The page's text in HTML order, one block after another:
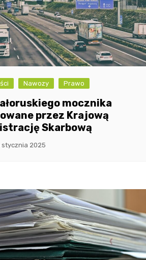
Nawozy Prawo
mocznika
przez Krajową
Skarbową
stycznia 2025